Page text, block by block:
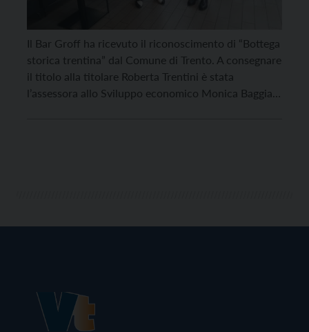
Il Bar Groff ha ricevuto il riconoscimento di “Bottega
storica trentina” dal Comune di Trento. A consegnare
il titolo alla titolare Roberta Trentini è stata
l’assessora allo Sviluppo economico Monica Baggia.